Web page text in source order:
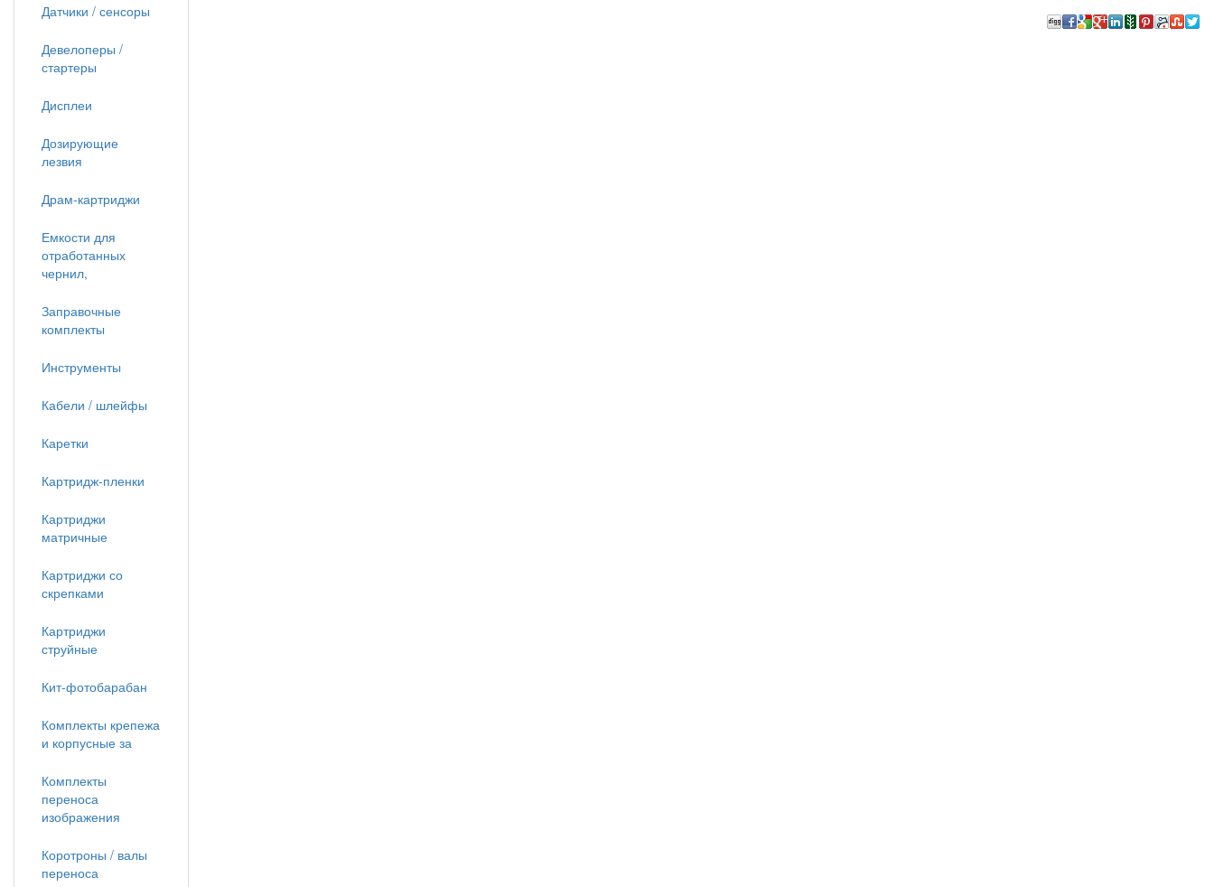
Датчики / сенсоры
Девелоперы /
стартеры
Дисплеи
Дозирующие
лезвия
Драм-картриджи
Емкости для
отработанных
чернил,
Заправочные
комплекты
Инструменты
Кабели / шлейфы
Каретки
Картридж-пленки
Картриджи
матричные
Картриджи со
скрепками
Картриджи
струйные
Кит-фотобарабан
Комплекты крепежа
и корпусные за
Комплекты
переноса
изображения
Коротроны / валы
переноса